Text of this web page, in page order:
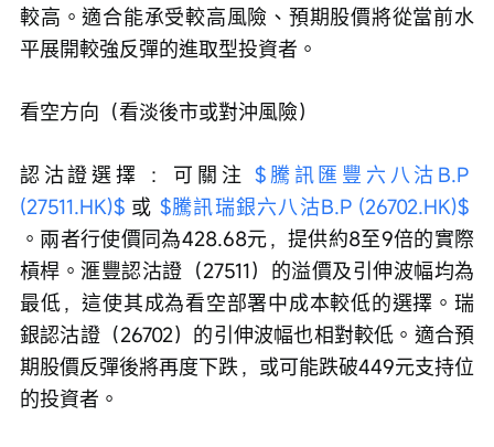
較高。適合能承受較高風險、預期股價將從當前水
平展開較強反彈的進取型投資者。
看空方向（看淡後市或對沖風險）
認沽證選擇 ：可關注 $騰訊匯豐六八沽B.P
(27511.HK)$ 或 $騰訊瑞銀六八沽B.P (26702.HK)$
。兩者行使價同為428.68元，提供約8至9倍的實際
槓桿。滙豐認沽證（27511）的溢價及引伸波幅均為
最低，這使其成為看空部署中成本較低的選擇。瑞
銀認沽證（26702）的引伸波幅也相對較低。適合預
期股價反彈後將再度下跌，或可能跌破449元支持位
的投資者。